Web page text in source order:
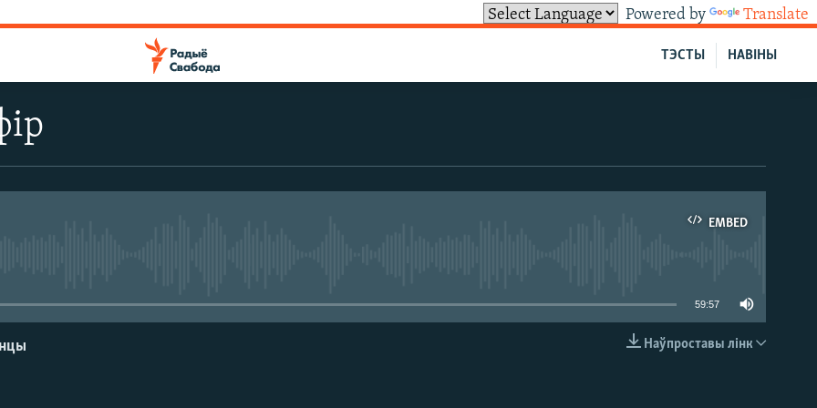
Powered by Translate
НАВІНЫ
ТЭСТЫ
EMBED
59:57
Наўпроставы лінк